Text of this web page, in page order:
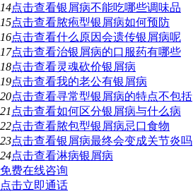
14点击查看银屑病不能吃哪些调味品
15点击查看脓疱型银屑病如何预防
16点击查看什么原因会遗传银屑病呢
17点击查看治银屑病的口服药有哪些
18点击查看灵魂砍价银屑病
19点击查看我的老公有银屑病
20点击查看寻常型银屑病的特点不包括
21 点击查看如何区分银屑病与什么病
22点击查看脓包型银屑病忌口食物
23点击查看银屑病最终会变成关节炎吗
24点击查看淋病银屑病
免费在线咨询
点击立即通话